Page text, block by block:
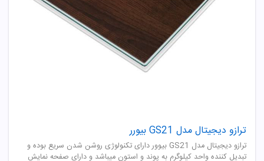
ترازو دیجیتال مدل GS21 بیورر
ترازو ديجيتال مدل GS21 بيوور دارای تکنولوژی روشن شدن سريع بوده و
تبديل کننده واحد کيلوگرم به پوند و استون ميباشد و دارای صفحه نمايش